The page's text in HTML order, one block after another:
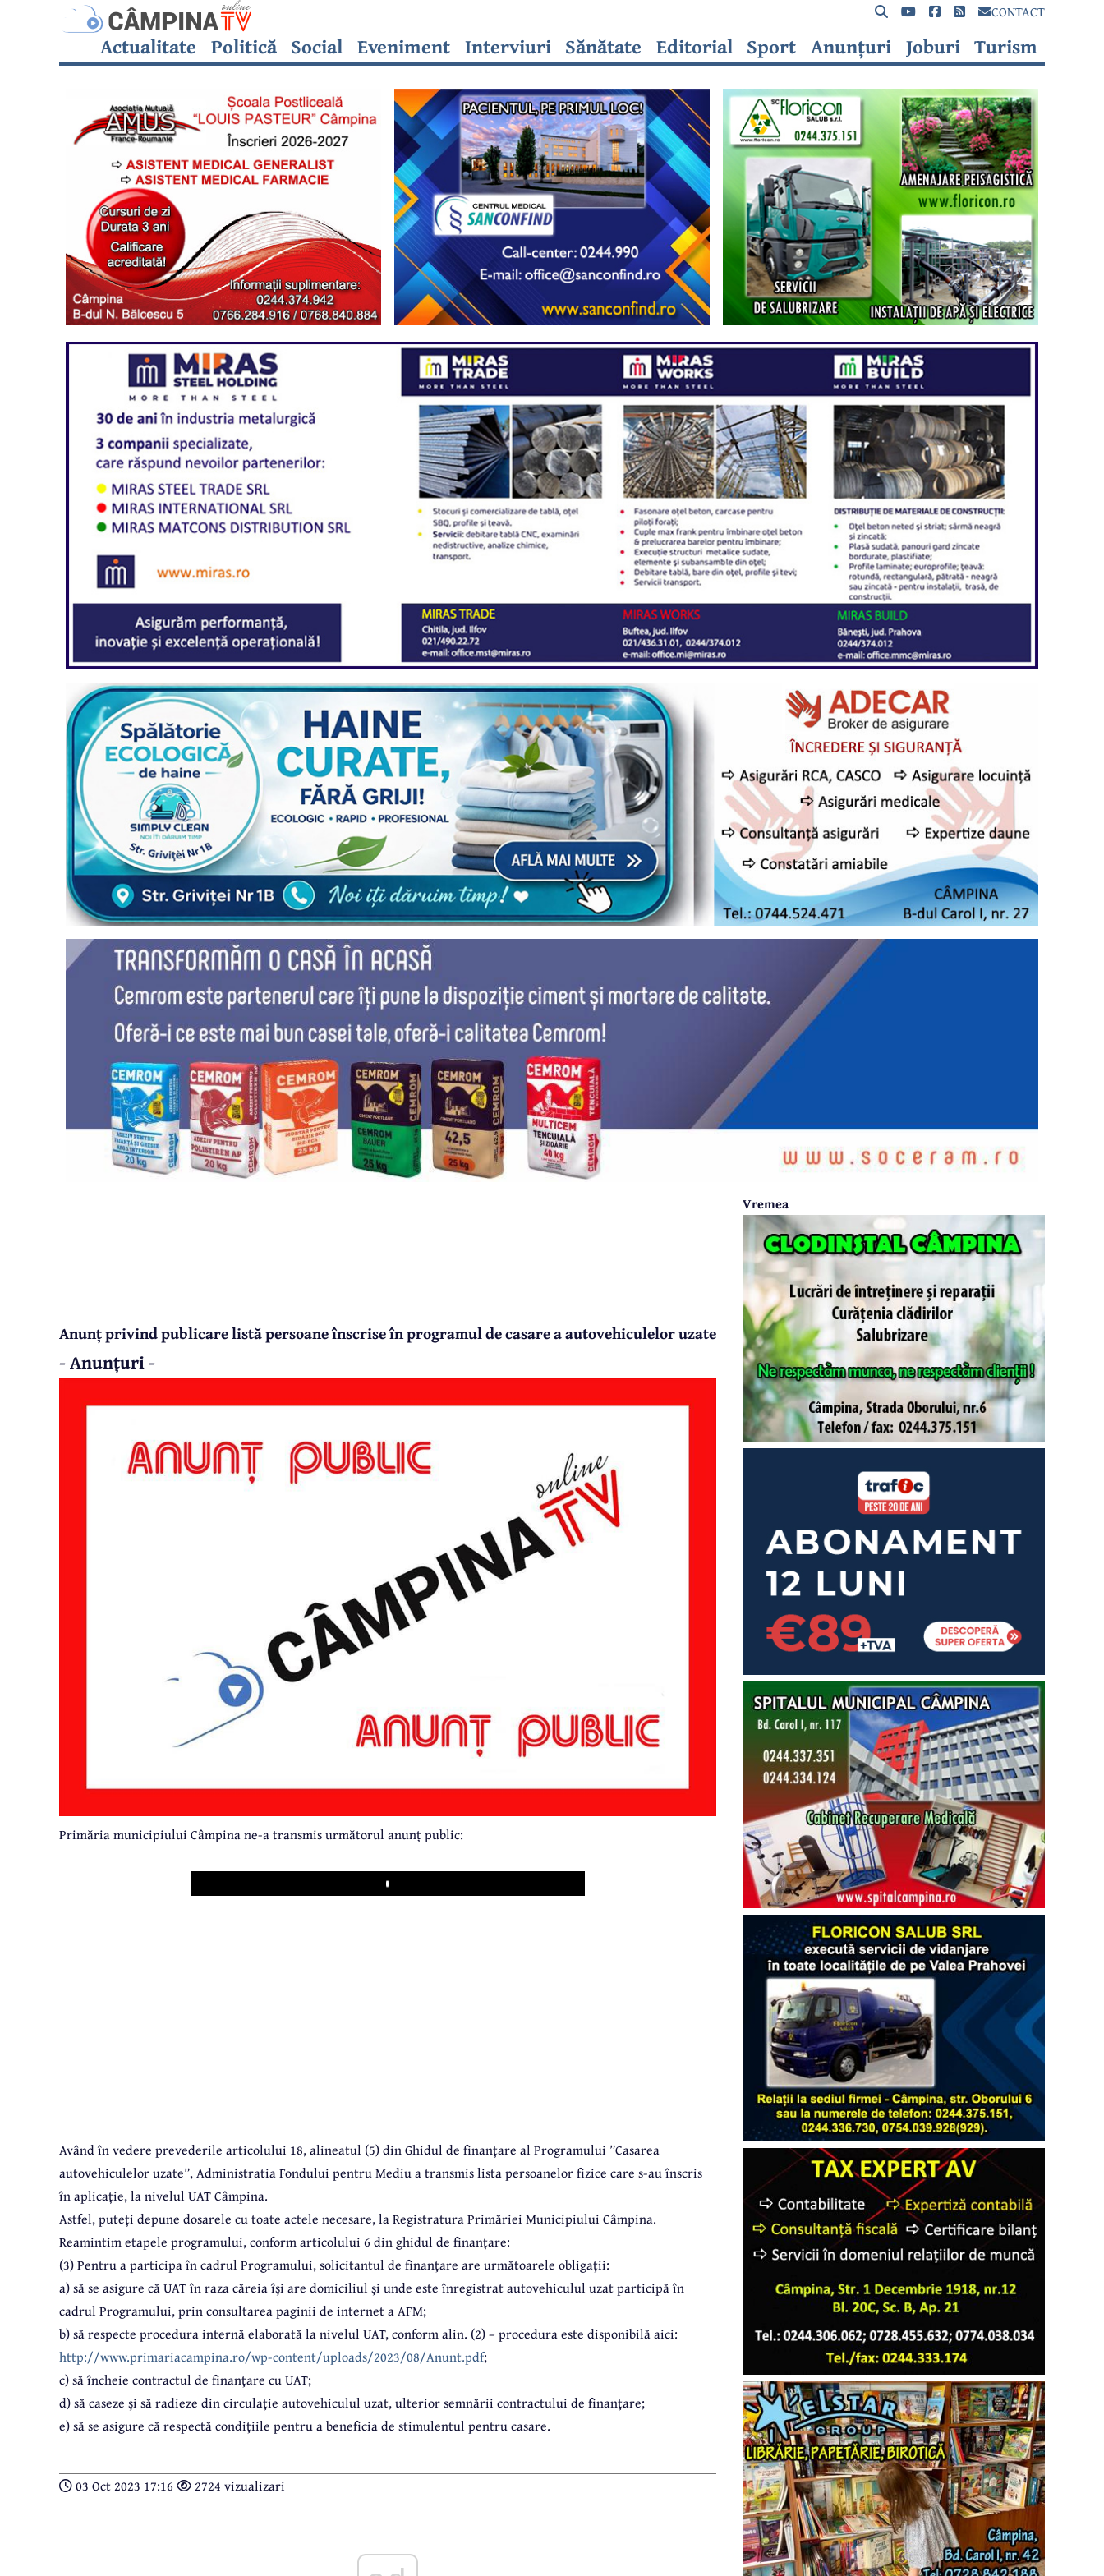
CONTACT
Actualitate Politică Social Eveniment Interviuri Sănătate Editorial Sport Anunțuri Joburi Turism
Anunț privind publicare listă persoane înscrise în programul de casare a autovehiculelor uzate
- Anunțuri -
Primăria municipiului Câmpina ne-a transmis următorul anunț public:
Play
Având în vedere prevederile articolului 18, alineatul (5) din Ghidul de finanțare al Programului ”Casarea
autovehiculelor uzate”, Administratia Fondului pentru Mediu a transmis lista persoanelor fizice care s-au înscris
în aplicație, la nivelul UAT Câmpina.
Astfel, puteți depune dosarele cu toate actele necesare, la Registratura Primăriei Municipiului Câmpina.
Reamintim etapele programului, conform articolului 6 din ghidul de finanțare:
(3) Pentru a participa în cadrul Programului, solicitantul de finanţare are următoarele obligaţii:
a) să se asigure că UAT în raza căreia îşi are domiciliul şi unde este înregistrat autovehiculul uzat participă în
cadrul Programului, prin consultarea paginii de internet a AFM;
b) să respecte procedura internă elaborată la nivelul UAT, conform alin. (2) – procedura este disponibilă aici:
http://www.primariacampina.ro/wp-content/uploads/2023/08/Anunt.pdf;
c) să încheie contractul de finanţare cu UAT;
d) să caseze şi să radieze din circulaţie autovehiculul uzat, ulterior semnării contractului de finanţare;
e) să se asigure că respectă condiţiile pentru a beneficia de stimulentul pentru casare.
03 Oct 2023 17:16 2724 vizualizari
Vremea